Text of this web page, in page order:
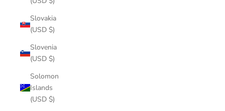
Slovakia
(USD $)
Slovenia
(USD $)
Solomon
Islands
(USD $)